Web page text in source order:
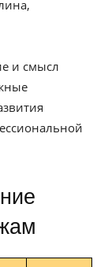
и смысл